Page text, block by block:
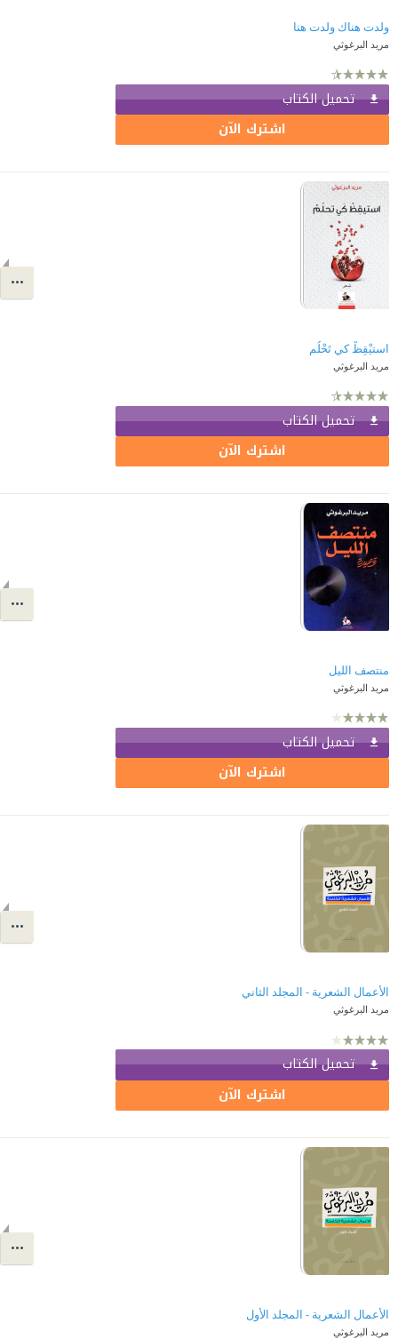
ولدت هناك ولدت هنا
مريد البرغوثي
تحميل الكتاب
اشترك الآن
استيْقِظْ كي تَحْلُم
مريد البرغوثي
تحميل الكتاب
اشترك الآن
منتصف الليل
مريد البرغوثي
تحميل الكتاب
اشترك الآن
الأعمال الشعرية - المجلد الثاني
مريد البرغوثي
تحميل الكتاب
اشترك الآن
الأعمال الشعرية - المجلد الأول
مريد البرغوثي